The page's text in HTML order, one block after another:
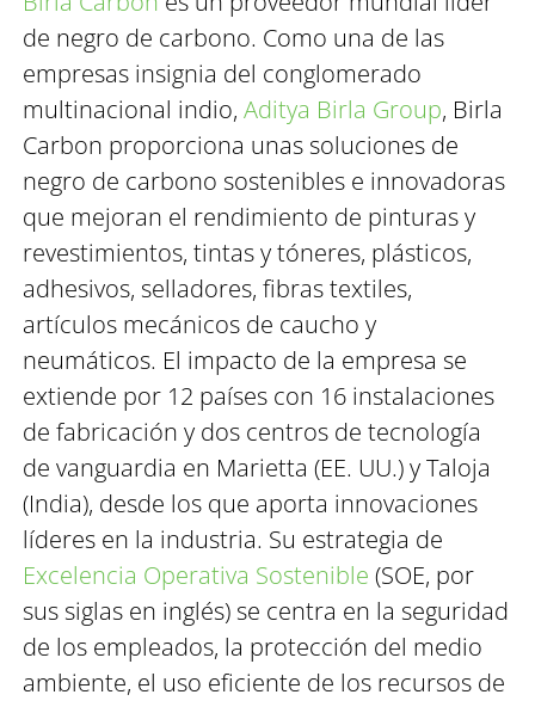
de negro de carbono. Como una de las
empresas insignia del conglomerado
multinacional indio,Aditya Birla Group, Birla
Carbon proporciona unas soluciones de
negro de carbono sostenibles e innovadoras
que mejoran el rendimiento de pinturas y
revestimientos, tintas y tóneres, plásticos,
adhesivos, selladores, fibras textiles,
artículos mecánicos de caucho y
neumáticos. El impacto de la empresa se
extiende por 12 países con 16 instalaciones
de fabricación y dos centros de tecnología
de vanguardia en Marietta (EE. UU.) y Taloja
(India), desde los que aporta innovaciones
líderes en la industria. Su estrategia de
Excelencia Operativa Sostenible (SOE, por
sus siglas en inglés) se centra en la seguridad
de los empleados, la protección del medio
ambiente, el uso eficiente de los recursos de